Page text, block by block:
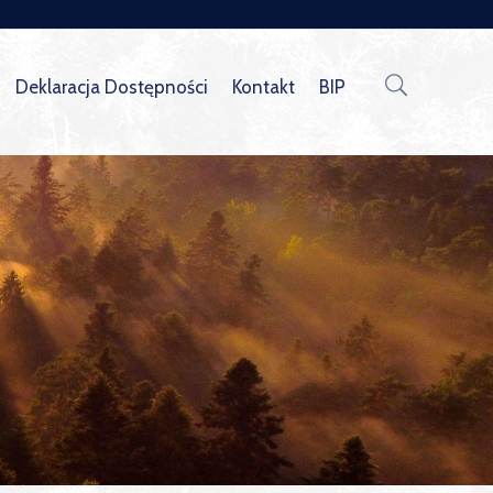
Deklaracja Dostępności Kontakt BIP